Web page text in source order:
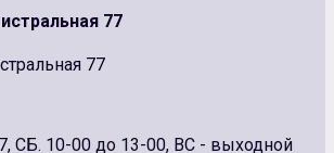
77
77
СБ. 10-00 до 13-00, ВС - выходной